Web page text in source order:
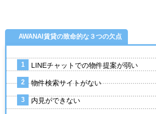
AWANAI賃貸の致命的な３つの欠点
LINEチャットでの物件提案が弱い
物件検索サイトがない
内見ができない